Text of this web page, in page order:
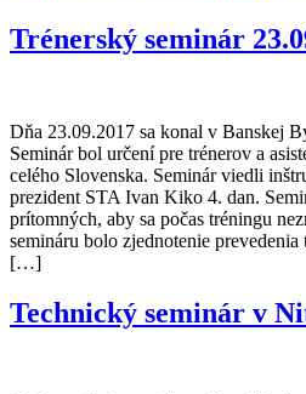
Trénerský seminár
Dňa 23.09.2017 sa konal v Banskej
Seminár bol určení pre trénerov a
celého Slovenska. Seminár viedli
prezident STA Ivan Kiko 4. dan.
prítomných, aby sa počas tréningu
semináru bolo zjednotenie
[…]
Technický seminár v